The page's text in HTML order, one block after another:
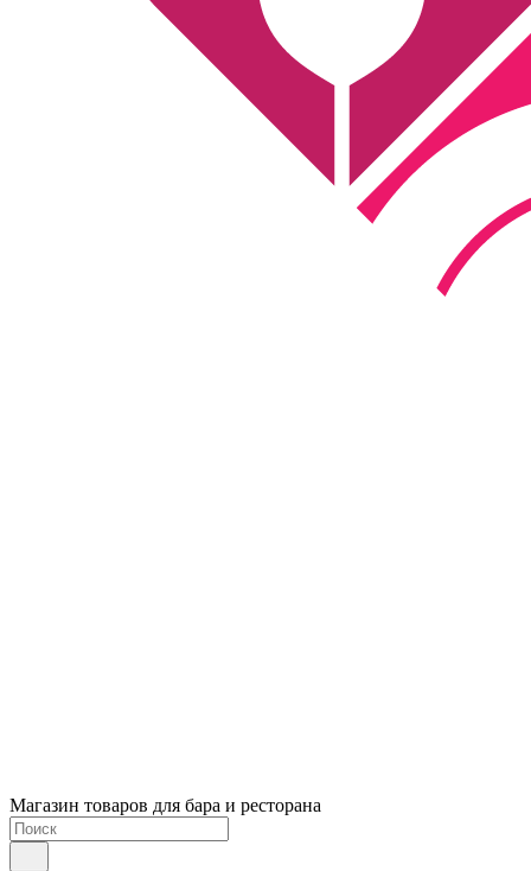
Магазин товаров для бара и ресторана